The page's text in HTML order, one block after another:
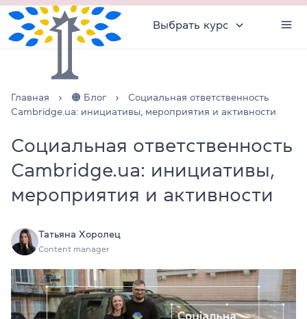
Выбрать курс
Главная 🟠 Блог
Социальная ответственность
Cambridge.ua: инициативы, мероприятия и активности
Социальная ответственность
Cambridge.ua: инициативы,
мероприятия и активности
Татьяна Хоролец
Content manager